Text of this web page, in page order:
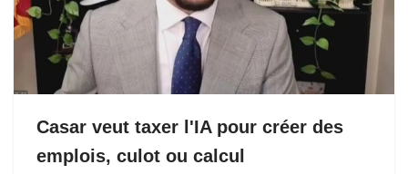
Casar veut taxer l'IA pour créer des
emplois, culot ou calcul